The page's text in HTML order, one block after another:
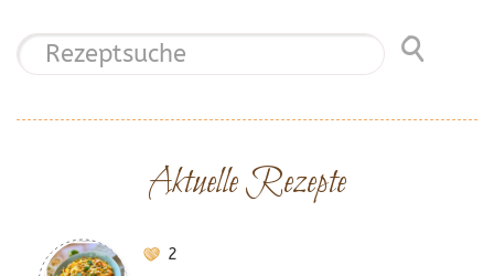
Aktuelle Rezepte
2